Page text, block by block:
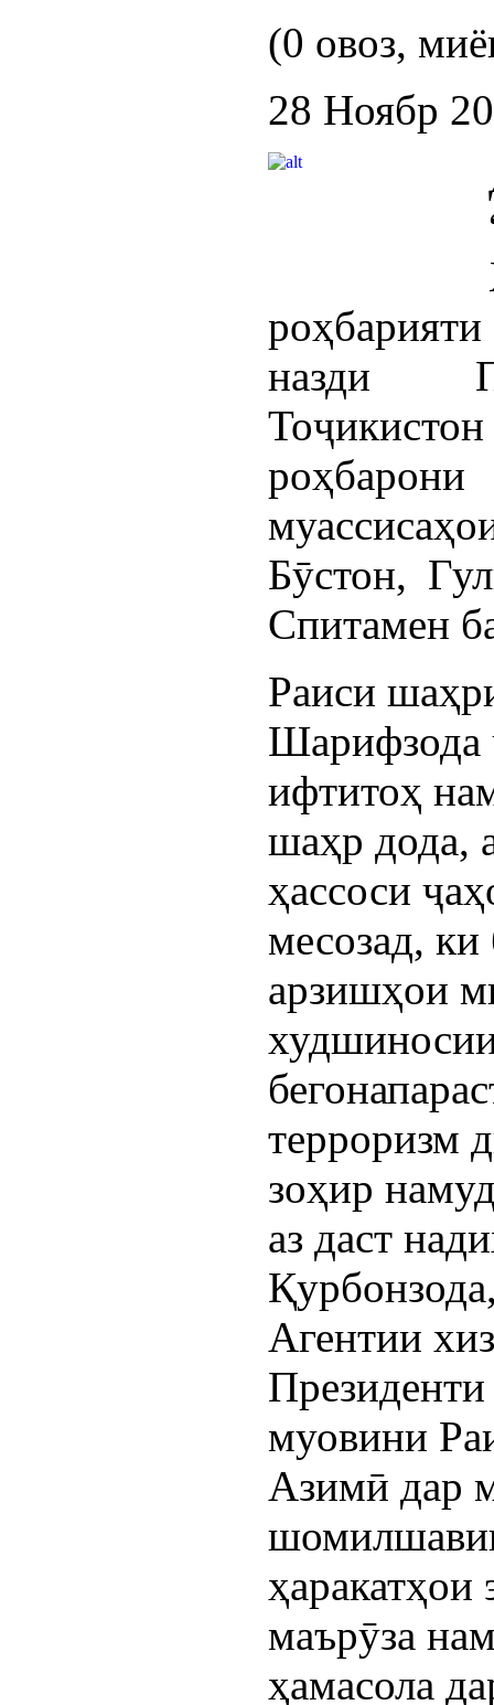
(0 овоз,
28 Ноябр
назди
Бӯстон,
Спитамен
Раиси
Шарифзода
ифтитоҳ
шаҳр дода,
ҳассоси
месозад,
арзишҳои
терроризм
зоҳир
аз даст
Агентии
муовини
Азимӣ дар
ҳаракатҳои
маърӯза
ҳамасола